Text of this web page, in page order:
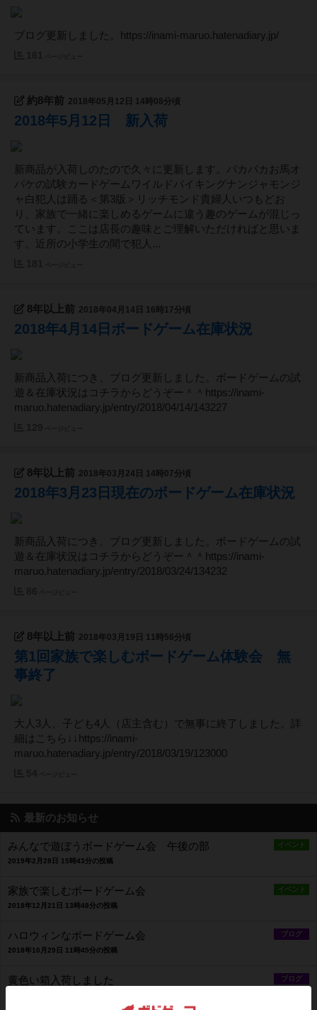
ブログ更新しました。https://inami-maruo.hatenadiary.jp/
約8年前 2018年05月12日 14時08分頃
2018年5月12日 新入荷
新商品が入荷しのたので久々に更新します。パカパカお馬オ
バケの試験カードゲームワイルドバイキングナンジャモンジ
ャ白犯人は踊る＜第3版＞リッチモンド貴婦人いつもどお
り、家族で一緒に楽しめるゲームに違う趣のゲームが混じっ
ています。ここは店長の趣味とご理解いただければと思いま
す。近所の小学生の間で犯人...
8年以上前 2018年04月14日 16時17分頃
2018年4月14日ボードゲーム在庫状況
新商品入荷につき、ブログ更新しました。ボードゲームの試
遊＆在庫状況はコチラからどうぞー＾＾https://inami-
maruo.hatenadiary.jp/entry/2018/04/14/143227
8年以上前 2018年03月24日 14時07分頃
2018年3月23日現在のボードゲーム在庫状況
新商品入荷につき、ブログ更新しました。ボードゲームの試
遊＆在庫状況はコチラからどうぞー＾＾https://inami-
maruo.hatenadiary.jp/entry/2018/03/24/134232
8年以上前 2018年03月19日 11時56分頃
第1回家族で楽しむボードゲーム体験会 無
事終了
大人3人、子ども4人（店主含む）で無事に終了しました。詳
細はこちら↓↓https://inami-
maruo.hatenadiary.jp/entry/2018/03/19/123000
最新のお知らせ
イベント
みんなで遊ぼうボードゲーム会 午後の部
2019年2月28日 15時43分の投稿
イベント
家族で楽しむボードゲーム会
2018年12月21日 13時48分の投稿
ブログ
ハロウィンなボードゲーム会
2018年10月29日 11時45分の投稿
ブログ
黄色い箱入荷しました